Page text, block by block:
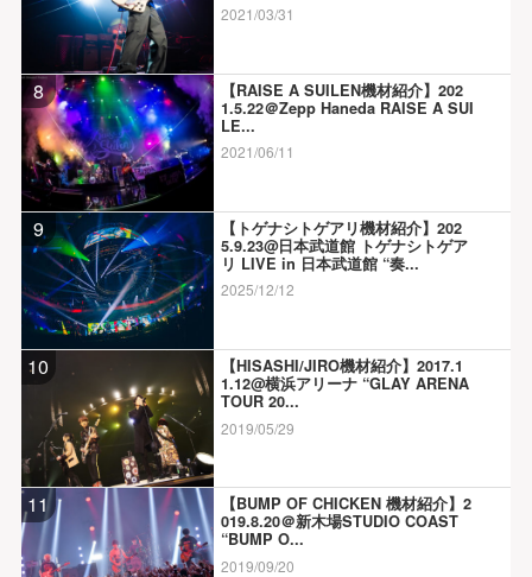
2021/03/31
8
【RAISE A SUILEN機材紹介】202
1.5.22＠Zepp Haneda RAISE A SUI
LE...
2021/06/11
9
【トゲナシトゲアリ機材紹介】202
5.9.23@日本武道館 トゲナシトゲア
リ LIVE in 日本武道館 “奏...
2025/12/12
10
【HISASHI/JIRO機材紹介】2017.1
1.12@横浜アリーナ “GLAY ARENA
TOUR 20...
2019/05/29
11
【BUMP OF CHICKEN 機材紹介】2
019.8.20＠新木場STUDIO COAST
“BUMP O...
2019/09/20